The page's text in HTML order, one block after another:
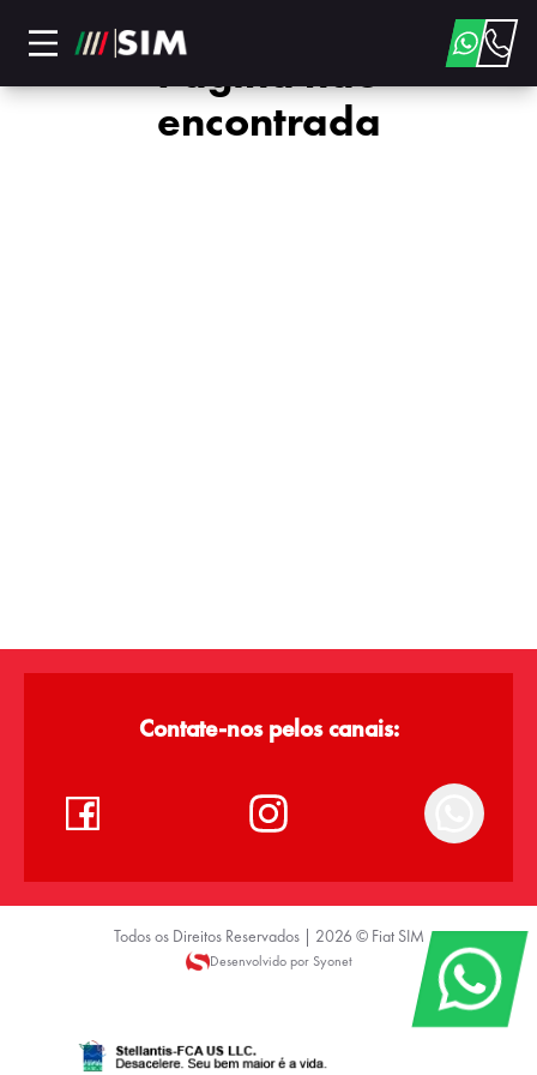
Página não
encontrada
Contate-nos pelos canais:
Todos os Direitos Reservados | 2026 © Fiat SIM
Desenvolvido por Syonet